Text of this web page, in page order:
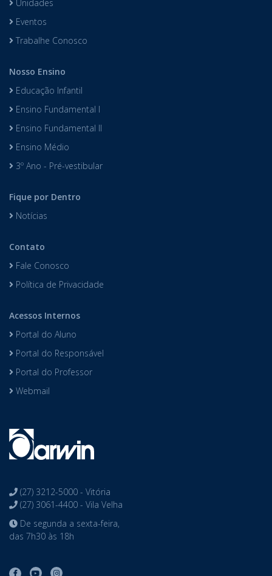
Unidades
Eventos
Trabalhe Conosco
Nosso Ensino
Educação Infantil
Ensino Fundamental I
Ensino Fundamental II
Ensino Médio
3º Ano - Pré-vestibular
Fique por Dentro
Notícias
Contato
Fale Conosco
Política de Privacidade
Acessos Internos
Portal do Aluno
Portal do Responsável
Portal do Professor
Webmail
(27) 3212-5000 - Vitória
(27) 3061-4400 - Vila Velha
De segunda a sexta-feira,
das 7h30 às 18h